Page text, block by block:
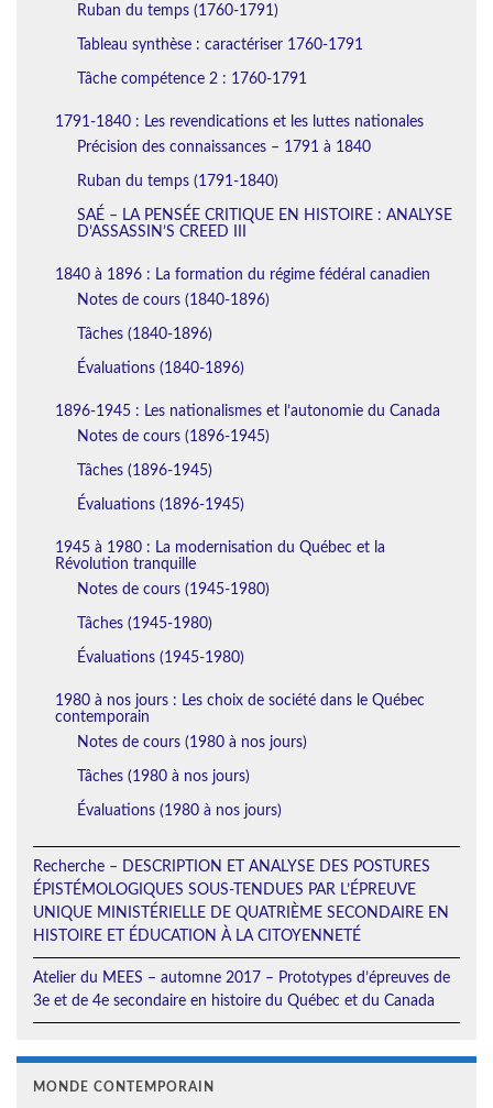
Ruban du temps (1760-1791)
Tableau synthèse : caractériser 1760-1791
Tâche compétence 2 : 1760-1791
1791-1840 : Les revendications et les luttes nationales
Précision des connaissances – 1791 à 1840
Ruban du temps (1791-1840)
SAÉ – LA PENSÉE CRITIQUE EN HISTOIRE : ANALYSE
D’ASSASSIN’S CREED III
1840 à 1896 : La formation du régime fédéral canadien
Notes de cours (1840-1896)
Tâches (1840-1896)
Évaluations (1840-1896)
1896-1945 : Les nationalismes et l’autonomie du Canada
Notes de cours (1896-1945)
Tâches (1896-1945)
Évaluations (1896-1945)
1945 à 1980 : La modernisation du Québec et la
Révolution tranquille
Notes de cours (1945-1980)
Tâches (1945-1980)
Évaluations (1945-1980)
1980 à nos jours : Les choix de société dans le Québec
contemporain
Notes de cours (1980 à nos jours)
Tâches (1980 à nos jours)
Évaluations (1980 à nos jours)
Recherche – DESCRIPTION ET ANALYSE DES POSTURES
ÉPISTÉMOLOGIQUES SOUS-TENDUES PAR L’ÉPREUVE
UNIQUE MINISTÉRIELLE DE QUATRIÈME SECONDAIRE EN
HISTOIRE ET ÉDUCATION À LA CITOYENNETÉ
Atelier du MEES – automne 2017 – Prototypes d’épreuves de
3e et de 4e secondaire en histoire du Québec et du Canada
MONDE CONTEMPORAIN